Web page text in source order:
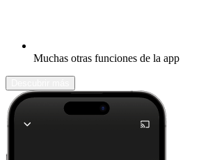
Muchas otras funciones de la app